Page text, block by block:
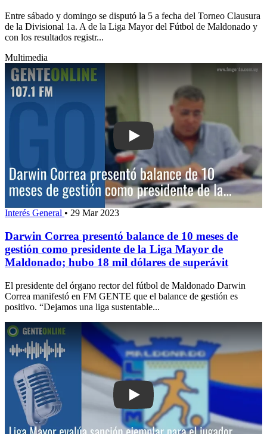
Entre sábado y domingo se disputó la 5 a fecha del Torneo Clausura
de la Divisional 1a. A de la Liga Mayor del Fútbol de Maldonado y
con los resultados registr...
Multimedia
Play: Darwin Correa presentó
Interés General • 29 Mar 2023
Darwin Correa presentó balance de 10 meses de
gestión como presidente de la Liga Mayor de
Maldonado; hubo 18 mil dólares de superávit
El presidente del órgano rector del fútbol de Maldonado Darwin
Correa manifestó en FM GENTE que el balance de gestión es
positivo. “Dejamos una liga sustentable...
Play: Liga Mayor aplicó la sanción